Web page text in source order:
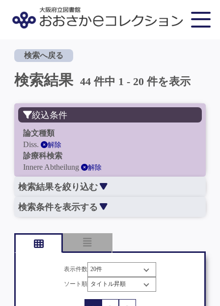
検索へ戻る
検索結果 44 件中 1 - 20 件を表示
絞込条件
論文種類
Diss.
解除
診療科検索
Innere Abtheilung
解除
検索結果を絞り込む
検索条件を表示する
表示件数
ソート順